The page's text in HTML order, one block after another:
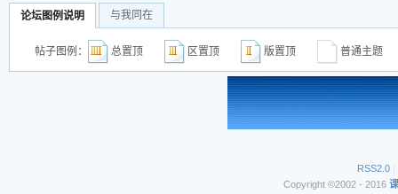
论坛图例说明 与我同在
帖子图例： 总置顶 区置顶 版置顶 普通主
RSS2.0 |
Copyright ©2002 - 2016